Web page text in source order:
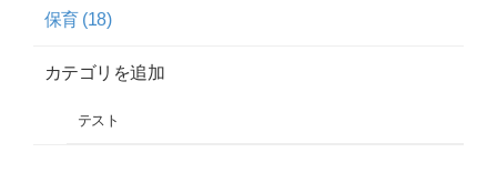
保育 (18)
カテゴリを追加
テスト